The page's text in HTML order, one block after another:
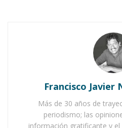
Ahuacatlán celebrá el día
Buena tarde taurina en
IXTLÁN DEL RÍO.-
cuerpo docente y
Francisco Javier
Más de 30 años de
periodismo; las
información gratificante y